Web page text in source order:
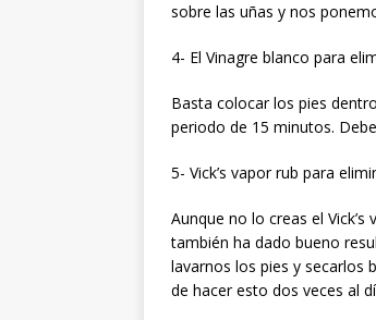
sobre las uñas y nos
4- El Vinagre blanco para
Basta colocar los pies
periodo de 15 minutos.
5- Vick’s vapor rub para
Aunque no lo creas el
también ha dado bueno
lavarnos los pies y secarlos
de hacer esto dos veces al